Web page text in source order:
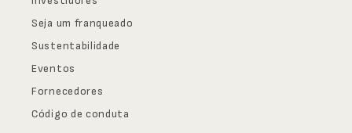
Seja um franqueado
Sustentabilidade
Eventos
Fornecedores
Código de conduta